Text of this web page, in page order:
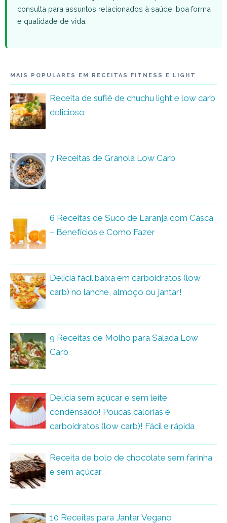
consulta para assuntos relacionados à saúde, boa forma
e qualidade de vida.
MAIS POPULARES EM RECEITAS FITNESS E LIGHT
Receita de suflê de chuchu light e low carb
delicioso
7 Receitas de Granola Low Carb
6 Receitas de Suco de Laranja com Casca
– Benefícios e Como Fazer
Delícia fácil baixa em carboidratos (low
carb) no lanche, almoço ou jantar!
9 Receitas de Molho para Salada Low
Carb
Delícia sem açúcar e sem leite
condensado! Poucas calorias e
carboidratos (low carb)! Fácil e rápida
Receita de bolo de chocolate sem farinha
e sem açúcar
10 Receitas para Jantar Vegano